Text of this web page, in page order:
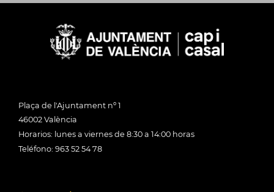
Plaça de l'Ajuntament nº 1
46002 València
Horarios: lunes a viernes de 8:30 a 14:00 horas
Teléfono: 963 52 54 78